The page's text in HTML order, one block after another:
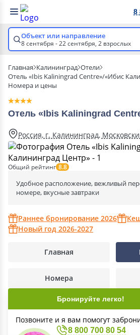
8
Объект или направление
8 сентября - 22 сентября, 2 взрослых
Главная Калининград Отели
Отель «Ibis Kaliningrad Centre»/«Ибис
Номера и цены
Отель «Ibis Kaliningrad
Россия, г. Калининград,
Общий рейтинг 8.8
Удобное расположение, вежливый
номере, вкусные завтраки
Раннее бронирование 2026
Новый год 2026-2027
Главная
Номера
Бронируйте легко!
Позвоните и я вам помогут
8 800 700 80 54